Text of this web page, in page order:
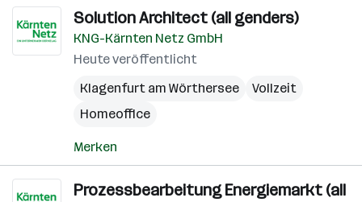
Solution Architect (all genders)
KNG-Kärnten Netz GmbH
Heute veröffentlicht
Klagenfurt am Wörthersee
Vollzeit
Homeoffice
Merken
Prozessbearbeitung Energiemarkt (all